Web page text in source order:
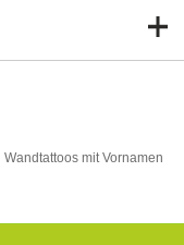
Wandtattoos mit Vornamen